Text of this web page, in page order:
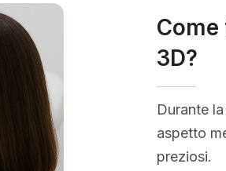
3D?
Durante
aspetto
preziosi.